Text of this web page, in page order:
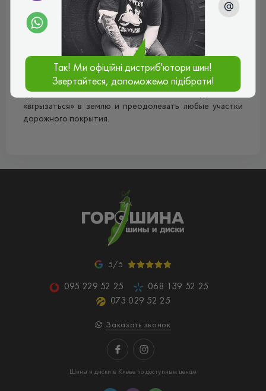
грузоваяшина Алтайшина И-Н142 БМ
предназначена для установки нагрузовые
автомобили
и езды при любых погодных условиях.
Протектор покрышкиАлтайшина И-Н142 БМимеет
универсальный ромбовидный рисунок, оснащённый
высокими блоками и ярко выраженными
грунтозацепами, позволяющими эффективно
«вгрызаться» в землю и преодолевать любые участки
дорожного покрытия.
5/5
095 229 52 25
068 139 52 25
073 029 52 25
Заказать звонок
Шины и диски в Киеве по доступным ценам
Так! Ми офіційні дистриб'ютори шин!
Звертайтеся, допоможемо підібрати!